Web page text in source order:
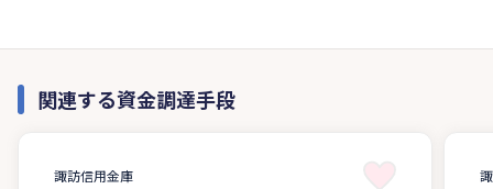
関連する資金調達手段
諏訪信用金庫